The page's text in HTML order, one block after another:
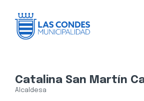
Catalina San Martín
Alcaldesa